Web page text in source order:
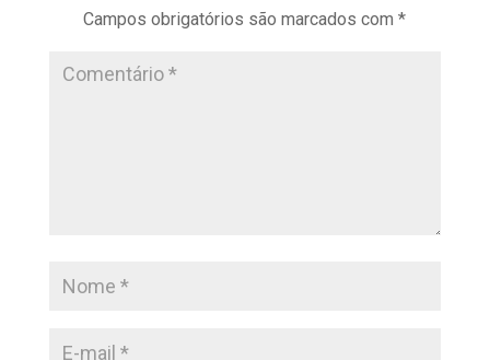
Campos obrigatórios são marcados com*